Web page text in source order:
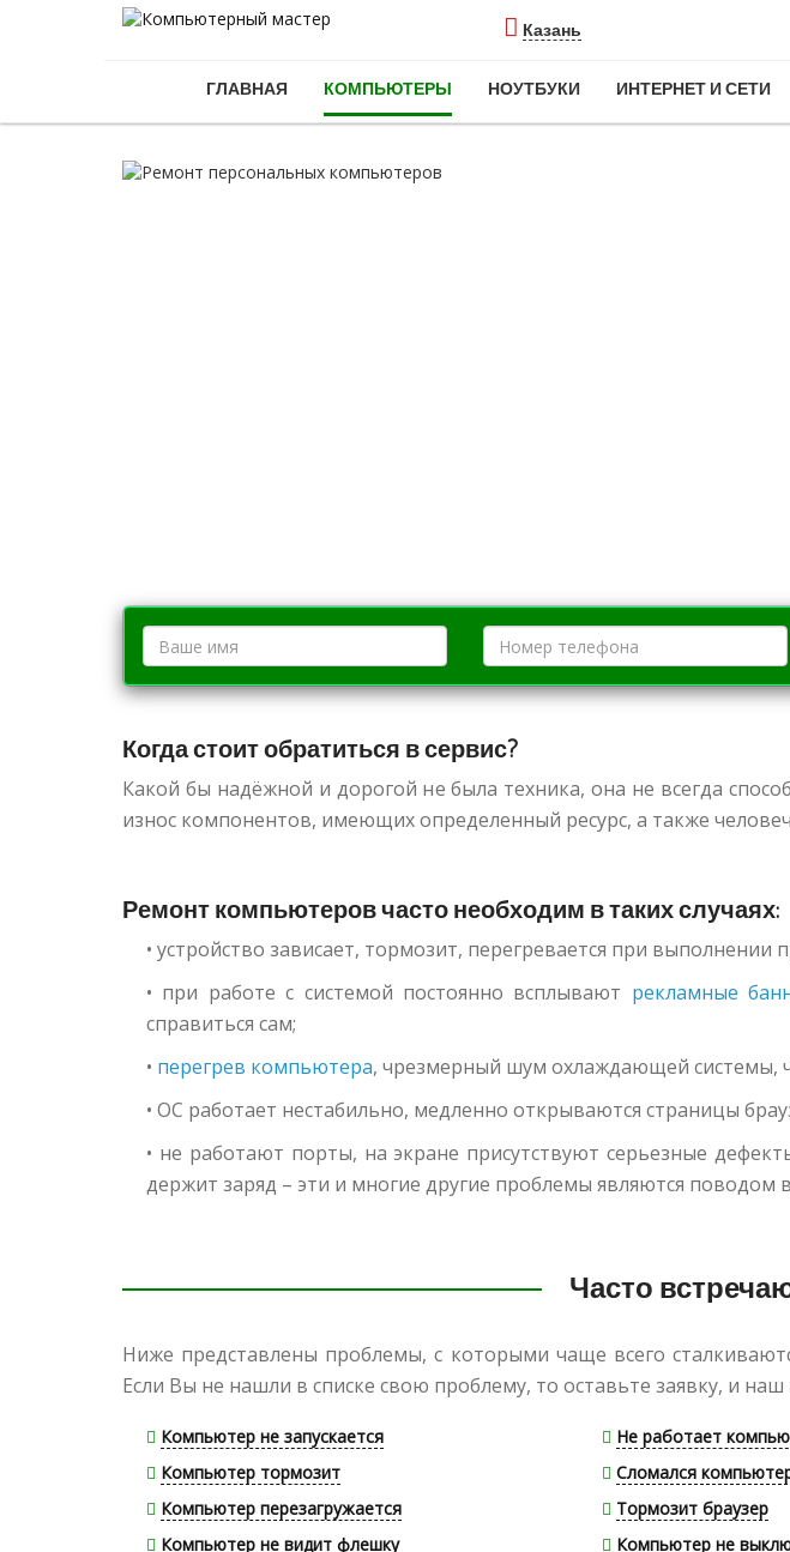
Казань
ГЛАВНАЯ КОМПЬЮТЕРЫ НОУТБУКИ ИНТЕРНЕТ И СЕТИ
Когда стоит обратиться в сервис?
Какой бы надёжной и дорогой не была техника, она не всегда
износ компонентов, имеющих определенный ресурс, а также
Ремонт компьютеров часто необходим в таких случаях:
• устройство зависает, тормозит, перегревается при выполнении
• при работе с системой постоянно всплывают рекламные
справиться сам;
• перегрев компьютера, чрезмерный шум охлаждающей системы,
• ОС работает нестабильно, медленно открываются страницы
• не работают порты, на экране присутствуют серьезные
держит заряд – эти и многие другие проблемы являются поводом
Часто
Ниже представлены проблемы, с которыми чаще всего
Если Вы не нашли в списке свою проблему, то оставьте заявку, и
Компьютер не запускается Не работает
Компьютер тормозит
Сломался
Компьютер перезагружается
Тормозит браузер
Компьютер не видит флешку
Компьютер не